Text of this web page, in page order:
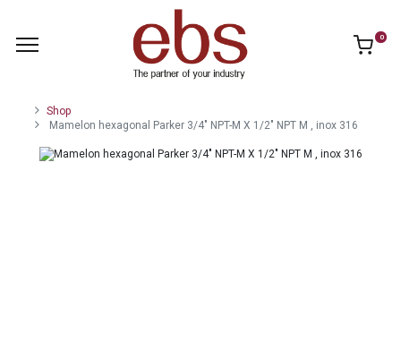
0
Shop
Mamelon hexagonal Parker 3/4" NPT-M X 1/2" NPT M , inox 316